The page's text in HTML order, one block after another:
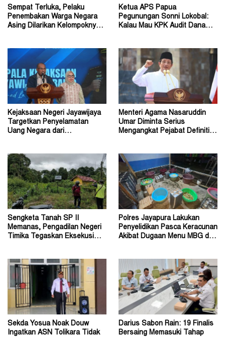
Sempat Terluka, Pelaku
Penembakan Warga Negara
Asing Dilarikan Kelompoknya
Ketua APS Papua
Pegunungan Sonni Lokobal:
Kalau Mau KPK Audit Dana
Kejaksaan Negeri Jayawijaya
Targetkan Penyelamatan
Uang Negara dari
Menteri Agama Nasaruddin
Umar Diminta Serius
Mengangkat Pejabat Definitif
Sengketa Tanah SP II
Memanas, Pengadilan Negeri
Timika Tegaskan Eksekusi
Polres Jayapura Lakukan
Penyelidikan Pasca Keracunan
Akibat Dugaan Menu MBG di
Sekda Yosua Noak Douw
Ingatkan ASN Tolikara Tidak
Darius Sabon Rain: 19 Finalis
Bersaing Memasuki Tahap